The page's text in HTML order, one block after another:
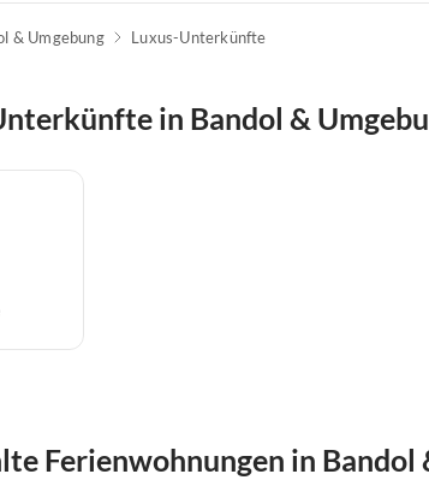
& Umgebung Luxus-Unterkünfte
in Bandol &
Ferienwohnungen in Bandol